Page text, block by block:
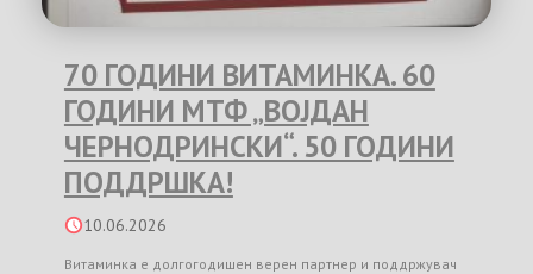
70 ГОДИНИ ВИТАМИНКА. 60
ГОДИНИ МТФ „ВОЈДАН
ЧЕРНОДРИНСКИ“. 50 ГОДИНИ
ПОДДРШКА!
10.06.2026
Витаминка е долгогодишен верен партнер и поддржувач